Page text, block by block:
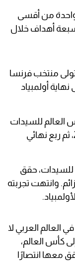
واحدة من أقسى
أهداف خلال
منتخب فرنسا
امتد حتى نهاية أولمبياد
العالم للسيدات
2023، ونهائي دوري الأمم الأوروبية 2024، ثم ربع نهائي
للسيدات، حقق
18 انتصارًا و3 تعادلات، مقابل 6 هزائم. وانتهت تجربته
العربي لا
كأس العالم،
معها انتصارًا